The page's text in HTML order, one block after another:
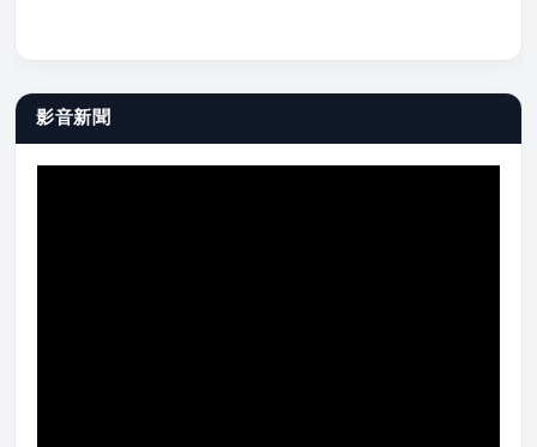
影音新聞